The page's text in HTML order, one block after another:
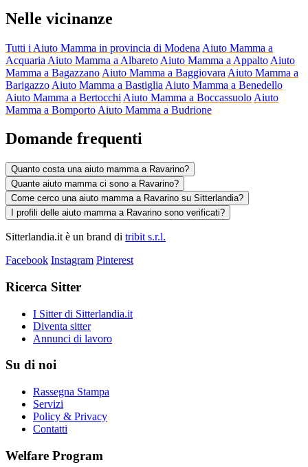
Nelle vicinanze
Tutti i Aiuto Mamma in provincia di Modena Aiuto Mamma a
Acquaria Aiuto Mamma a Albareto Aiuto Mamma a Appalto Aiuto
Mamma a Bagazzano Aiuto Mamma a Baggiovara Aiuto Mamma a
Barigazzo Aiuto Mamma a Bastiglia Aiuto Mamma a Benedello
Aiuto Mamma a Bertocchi Aiuto Mamma a Boccassuolo Aiuto
Mamma a Bomporto Aiuto Mamma a Budrione
Domande frequenti
Quanto costa una aiuto mamma a Ravarino?
Quante aiuto mamma ci sono a Ravarino?
Come cerco una aiuto mamma a Ravarino su Sitterlandia?
I profili delle aiuto mamma a Ravarino sono verificati?
Sitterlandia.it è un brand di tribit s.r.l.
Facebook Instagram Pinterest
Ricerca Sitter
I Sitter di Sitterlandia.it
Diventa sitter
Annunci di lavoro
Su di noi
Rassegna Stampa
Servizi
Policy & Privacy
Contatti
Welfare Program